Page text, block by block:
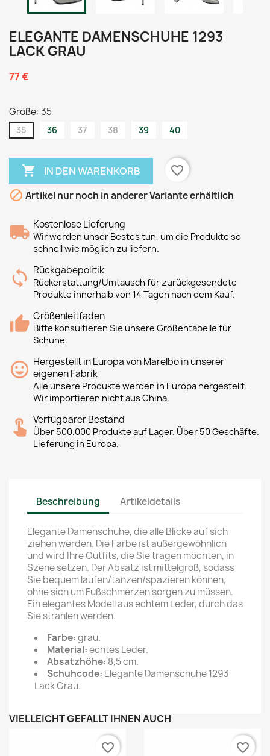
ELEGANTE DAMENSCHUHE 1293
LACK GRAU
77 €
Größe: 35
35 36 37 38 39 40
 IN DEN WARENKORB
favorite_border
 Artikel nur noch in anderer Variante erhältlich
Kostenlose Lieferung
Wir werden unser Bestes tun, um die Produkte so
schnell wie möglich zu liefern.
Rückgabepolitik
Rückerstattung/Umtausch für zurückgesendete
Produkte innerhalb von 14 Tagen nach dem Kauf.
Größenleitfaden
Bitte konsultieren Sie unsere Größentabelle für
Schuhe.
Hergestellt in Europa von Marelbo in unserer
eigenen Fabrik
Alle unsere Produkte werden in Europa hergestellt.
Wir importieren nicht aus China.
Verfügbarer Bestand
Über 500.000 Produkte auf Lager. Über 50 Geschäfte.
Lieferung in Europa.
Beschreibung Artikeldetails
Elegante Damenschuhe, die alle Blicke auf sich
ziehen werden. Die Farbe ist außergewöhnlich
und wird Ihre Outfits, die Sie tragen möchten, in
Szene setzen. Der Absatz ist mittelgroß, sodass
Sie bequem laufen/tanzen/spazieren können,
ohne sich um Fußschmerzen sorgen zu müssen.
Ein elegantes Modell aus echtem Leder, durch das
Sie strahlen werden.
Farbe:grau.
Material:echtes Leder.
Absatzhöhe: 8,5 cm.
Schuhcode: Elegante Damenschuhe 1293
Lack Grau.
VIELLEICHT GEFÄLLT IHNEN AUCH
favorite_border favorite_border